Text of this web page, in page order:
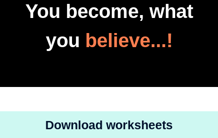
You become, what
you believe...!
Download worksheets